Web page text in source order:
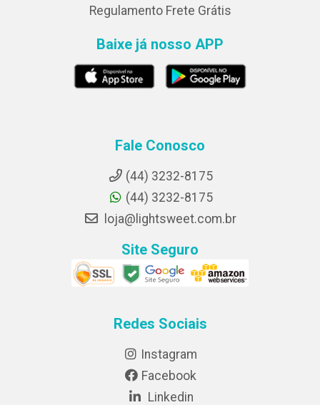
Regulamento Frete Grátis
Baixe já nosso APP
Fale Conosco
(44) 3232-8175
(44) 3232-8175
loja@lightsweet.com.br
Site Seguro
Redes Sociais
Instagram
Facebook
Linkedin